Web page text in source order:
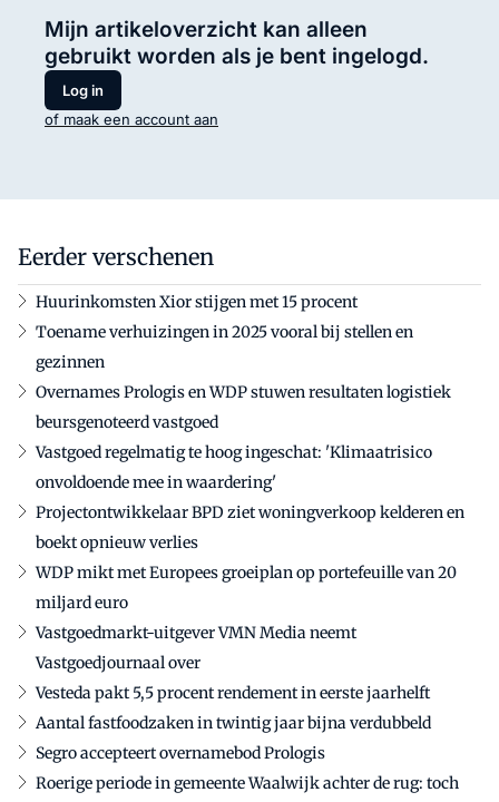
Mijn artikeloverzicht kan alleen
gebruikt worden als je bent ingelogd.
Log in
of maak een account aan
Eerder verschenen
Huurinkomsten Xior stijgen met 15 procent
Toename verhuizingen in 2025 vooral bij stellen en
gezinnen
Overnames Prologis en WDP stuwen resultaten logistiek
beursgenoteerd vastgoed
Vastgoed regelmatig te hoog ingeschat: 'Klimaatrisico
onvoldoende mee in waardering'
Projectontwikkelaar BPD ziet woningverkoop kelderen en
boekt opnieuw verlies
WDP mikt met Europees groeiplan op portefeuille van 20
miljard euro
Vastgoedmarkt-uitgever VMN Media neemt
Vastgoedjournaal over
Vesteda pakt 5,5 procent rendement in eerste jaarhelft
Aantal fastfoodzaken in twintig jaar bijna verdubbeld
Segro accepteert overnamebod Prologis
Roerige periode in gemeente Waalwijk achter de rug: toch